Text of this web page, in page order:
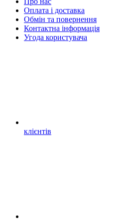
Оплата і доставка
Обмін та повернення
Контактна інформація
Угода користувача
клієнтів